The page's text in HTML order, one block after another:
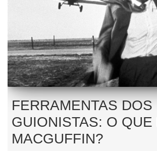
FERRAMENTAS DOS
GUIONISTAS: O QUE
MACGUFFIN?